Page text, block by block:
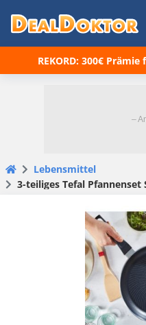
REKORD: 300€
Lebensmittel
3-teiliges Tefal Pfannenset Start’Easy